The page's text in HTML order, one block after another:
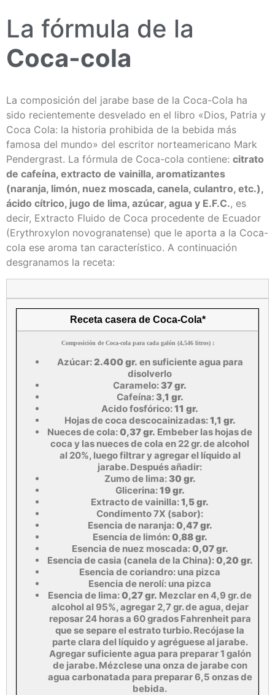
La fórmula de la
Coca-cola
La composición del jarabe base de la Coca-Cola ha
sido recientemente desvelado en el libro «Dios, Patria y
Coca Cola: la historia prohibida de la bebida más
famosa del mundo» del escritor norteamericano Mark
Pendergrast. La fórmula de Coca-cola contiene: citrato
de cafeína, extracto de vainilla, aromatizantes
(naranja, limón, nuez moscada, canela, culantro, etc.),
ácido cítrico, jugo de lima, azúcar, agua y E.F.C., es
decir, Extracto Fluido de Coca procedente de Ecuador
(Erythroxylon novogranatense) que le aporta a la Coca-
cola ese aroma tan característico. A continuación
desgranamos la receta:
Receta casera de Coca-Cola*
Composición de Coca-cola para cada galón (4,546 litros) :
Azúcar:2.400 gr. en suficiente agua para
disolverlo
Caramelo:37 gr.
Cafeína:3,1 gr.
Acido fosfórico:11 gr.
Hojas de coca descocainizadas:1,1 gr.
Nueces de cola:0,37 gr. Embeber las hojas de
coca y las nueces de cola en 22 gr. de alcohol
al 20%, luego filtrar y agregar el líquido al
jarabe. Después añadir:
Zumo de lima:30 gr.
Glicerina:19 gr.
Extracto de vainilla:1,5 gr.
Condimento 7X (sabor):
Esencia de naranja:0,47 gr.
Esencia de limón:0,88 gr.
Esencia de nuez moscada:0,07 gr.
Esencia de casia (canela de la China):0,20 gr.
Esencia de coriandro: una pizca
Esencia de nerolí: una pizca
Esencia de lima:0,27 gr. Mezclar en 4,9 gr. de
alcohol al 95%, agregar 2,7 gr. de agua, dejar
reposar 24 horas a 60 grados Fahrenheit para
que se separe el estrato turbio. Recójase la
parte clara del líquido y agréguese al jarabe.
Agregar suficiente agua para preparar 1 galón
de jarabe. Mézclese una onza de jarabe con
agua carbonatada para preparar 6,5 onzas de
bebida.